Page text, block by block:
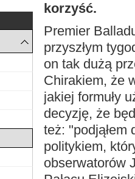
korzyść.
Premier
przyszłym
on tak dużą
Chirakiem, że
jakiej formuły
decyzję, że
też:
politykiem,
obserwatorów